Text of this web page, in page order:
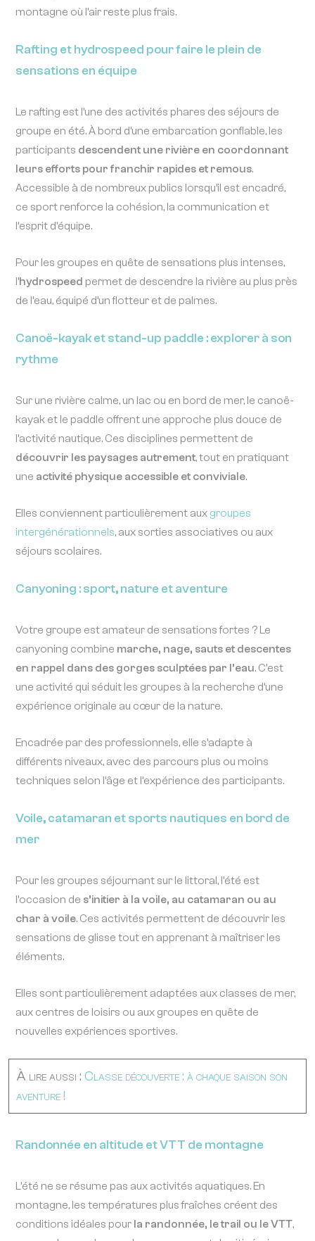
montagne où l’air reste plus frais.
Rafting et hydrospeed pour faire le plein de
sensations en équipe
Le rafting est l’une des activités phares des séjours de
groupe en été. À bord d’une embarcation gonflable, les
participants descendent une rivière en coordonnant
leurs efforts pour franchir rapides et remous.
Accessible à de nombreux publics lorsqu’il est encadré,
ce sport renforce la cohésion, la communication et
l’esprit d’équipe.
Pour les groupes en quête de sensations plus intenses,
l’hydrospeed permet de descendre la rivière au plus près
de l’eau, équipé d’un flotteur et de palmes.
Canoë-kayak et stand-up paddle : explorer à son
rythme
Sur une rivière calme, un lac ou en bord de mer, le canoë-
kayak et le paddle offrent une approche plus douce de
l’activité nautique. Ces disciplines permettent de
découvrir les paysages autrement, tout en pratiquant
une activité physique accessible et conviviale.
Elles conviennent particulièrement aux groupes
intergénérationnels, aux sorties associatives ou aux
séjours scolaires.
Canyoning : sport, nature et aventure
Votre groupe est amateur de sensations fortes ? Le
canyoning combine marche, nage, sauts et descentes
en rappel dans des gorges sculptées par l’eau. C’est
une activité qui séduit les groupes à la recherche d’une
expérience originale au cœur de la nature.
Encadrée par des professionnels, elle s’adapte à
différents niveaux, avec des parcours plus ou moins
techniques selon l’âge et l’expérience des participants.
Voile, catamaran et sports nautiques en bord de
mer
Pour les groupes séjournant sur le littoral, l’été est
l’occasion de s’initier à la voile, au catamaran ou au
char à voile. Ces activités permettent de découvrir les
sensations de glisse tout en apprenant à maîtriser les
éléments.
Elles sont particulièrement adaptées aux classes de mer,
aux centres de loisirs ou aux groupes en quête de
nouvelles expériences sportives.
À lire aussi :Classe découverte : à chaque saison son
aventure !
Randonnée en altitude et VTT de montagne
L’été ne se résume pas aux activités aquatiques. En
montagne, les températures plus fraîches créent des
conditions idéales pour la randonnée, le trail ou le VTT,